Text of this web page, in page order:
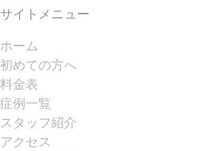
サイトメニュー
ホーム
初めての方へ
料金表
症例一覧
スタッフ紹介
アクセス